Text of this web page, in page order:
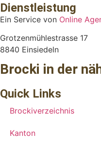
Dienstleistung
Ein Service von Online
Grotzenmühlestrasse 17
8840 Einsiedeln
Brocki in der
Quick Links
Brockiverzeichnis
Kanton